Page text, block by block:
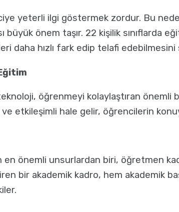
yeterli ilgi göstermek zordur. Bu
büyük önem taşır. 22 kişilik sınıflarda
daha hızlı fark edip telafi edebilmesini
öğrenmeyi kolaylaştıran önemli
etkileşimli hale gelir, öğrencilerin
önemli unsurlardan biri, öğretmen
bir akademik kadro, hem akademik